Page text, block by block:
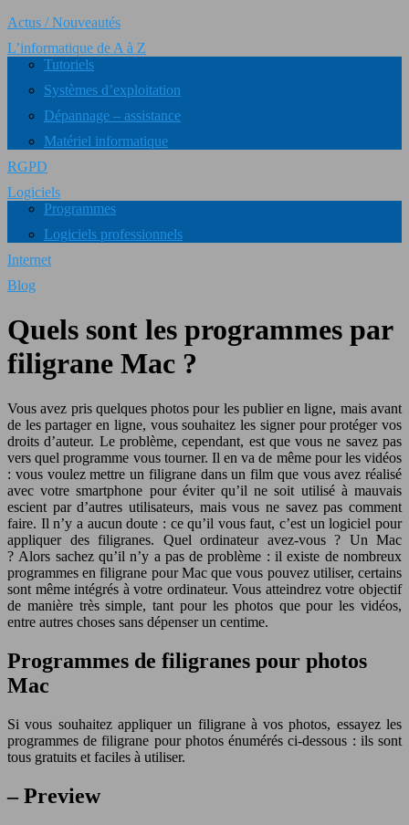
Actus / Nouveautés
L’informatique de A à Z
Tutoriels
Systèmes d’exploitation
Dépannage – assistance
Matériel informatique
RGPD
Logiciels
Programmes
Logiciels professionnels
Internet
Blog
Quels sont les programmes par
filigrane Mac ?
Vous avez pris quelques photos pour les publier en ligne, mais avant
de les partager en ligne, vous souhaitez les signer pour protéger vos
droits d’auteur. Le problème, cependant, est que vous ne savez pas
vers quel programme vous tourner. Il en va de même pour les vidéos
: vous voulez mettre un filigrane dans un film que vous avez réalisé
avec votre smartphone pour éviter qu’il ne soit utilisé à mauvais
escient par d’autres utilisateurs, mais vous ne savez pas comment
faire. Il n’y a aucun doute : ce qu’il vous faut, c’est un logiciel pour
appliquer des filigranes. Quel ordinateur avez-vous ? Un Mac
? Alors sachez qu’il n’y a pas de problème : il existe de nombreux
programmes en filigrane pour Mac que vous pouvez utiliser, certains
sont même intégrés à votre ordinateur. Vous atteindrez votre objectif
de manière très simple, tant pour les photos que pour les vidéos,
entre autres choses sans dépenser un centime.
Programmes de filigranes pour photos
Mac
Si vous souhaitez appliquer un filigrane à vos photos, essayez les
programmes de filigrane pour photos énumérés ci-dessous : ils sont
tous gratuits et faciles à utiliser.
– Preview